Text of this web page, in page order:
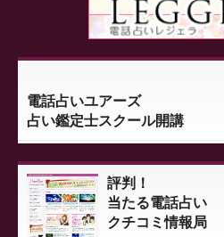
電話占いユアーズ
占い鑑定士スクール開講
評判！
当たる電話占い
クチコミ情報局